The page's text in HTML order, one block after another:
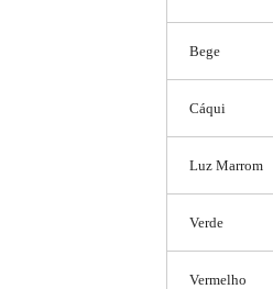
Bege
Cáqui
Luz Marrom
Verde
Vermelho